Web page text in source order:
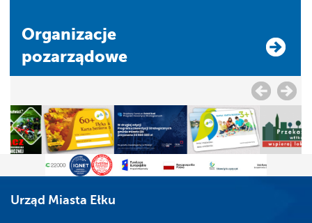
Organizacje
pozarządowe
Urząd Miasta Ełku